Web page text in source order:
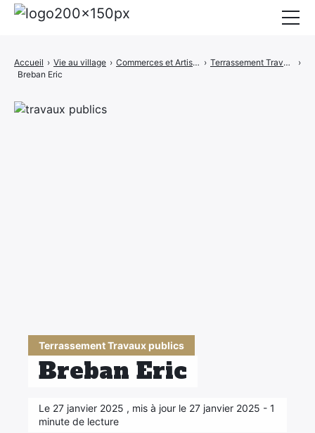
Terrassement Travaux publics
Breban Eric
Le 27 janvier 2025 , mis à jour le 27 janvier 2025 - 1
minute de lecture
Accueil › Vie au village › Commerces et Artisans › Terrassement Travaux publics
›
Breban Eric
Affichage légal
Actualités
×